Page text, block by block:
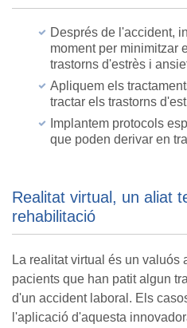
Després de l'accident,
moment per minimitzar
trastorns d'estrès i
Apliquem els
tractar els trastorns
Implantem protocols
que poden derivar en
Realitat virtual, un aliat
rehabilitació
La realitat virtual és un
pacients que han patit algun
d'un accident laboral. Els
l'aplicació d'aquesta